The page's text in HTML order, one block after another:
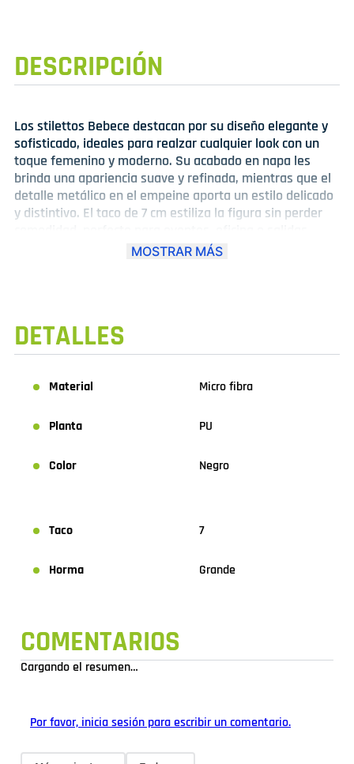
DESCRIPCIÓN
Los stilettos Bebece destacan por su diseño elegante y
sofisticado, ideales para realzar cualquier look con un
toque femenino y moderno. Su acabado en napa les
brinda una apariencia suave y refinada, mientras que el
detalle metálico en el empeine aporta un estilo delicado
y distintivo. El taco de 7 cm estiliza la figura sin perder
especiales. Cuentan con una plantilla acolchada que
grande permite un calce cómodo y holgado para el uso
prolongado.
MOSTRAR MÁS
DETALLES
Material Micro fibra
Planta PU
Color Negro
Taco 7
Horma Grande
COMENTARIOS
Cargando el resumen…
Por favor, inicia sesión para escribir un comentario.